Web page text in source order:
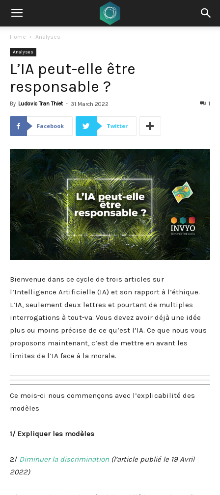
Home Analyses
Analyses
L’IA peut-elle être
responsable ?
By Ludovic Tran Thiet - 31 March 2022 1
Facebook Twitter
Bienvenue dans ce cycle de trois articles sur
l’Intelligence Artificielle (IA) et son rapport à l’éthique.
L’IA, seulement deux lettres et pourtant de multiples
interrogations à tout-va. Vous devez avoir déjà une idée
plus ou moins précise de ce qu’est l’IA. Ce que nous vous
proposons maintenant, c’est de mettre en avant les
limites de l’IA face à la morale.
Ce mois-ci nous commençons avec l’explicabilité des
modèles
1/ Expliquer les modèles
2/ Diminuer la discrimination (l’article publié le 19 Avril
2022)